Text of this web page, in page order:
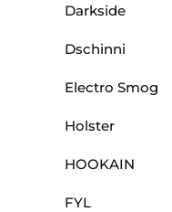
Darkside
Dschinni
Electro Smog
Holster
HOOKAIN
FYL